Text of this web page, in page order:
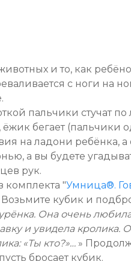
и то, как
с ноги на
пальчики стучат
бегает (пальчики
на ладони ребёнка, а
а вы будете
рук.
комплекта "Умница®.
кубик и
Она очень
и увидела кролика.
«Ты кто?»… »
бросает кубик.